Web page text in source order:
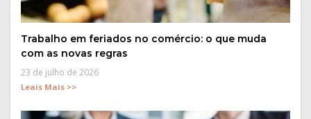
Trabalho em feriados no comércio: o que muda
com as novas regras
23 de julho de 2026
Leais Mais >>